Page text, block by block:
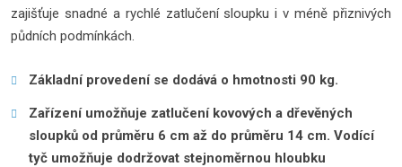
zajišťuje snadné a rychlé zatlučení sloupku i v méně přiznivých
půdních podmínkách.
Základní provedení se dodává o hmotnosti 90 kg.
Zařízení umožňuje zatlučení kovových a dřevěných
sloupků od průměru 6 cm až do průměru 14 cm. Vodící
tyč umožňuje dodržovat stejnoměrnou hloubku